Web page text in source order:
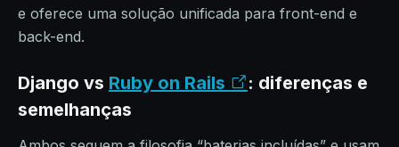
e oferece uma solução unificada para front-end e
back-end.
Django vs Ruby on Rails
: diferenças e
semelhanças